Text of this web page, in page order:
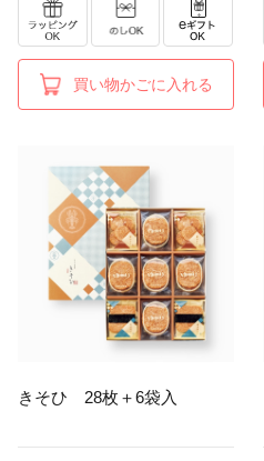
買い物かごに入れる
きそひ 28枚＋6袋入